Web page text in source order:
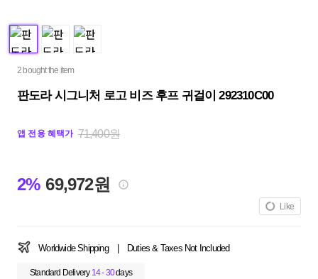
2 bought the item
판도라 시그니처 로고 비즈 후프 귀걸이 292310C00
앱 전용 혜택가 71,400원
2% 69,972원
Like
Worldwide Shipping Duties & Taxes Not Included
Standard Delivery 14 - 30days